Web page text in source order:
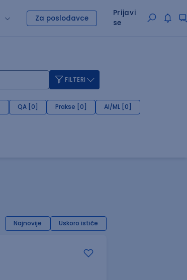
Za poslodavce
Prijavi
se
FILTERI
QA [0] Prakse [0] AI/ML [0]
Najnovije Uskoro ističe